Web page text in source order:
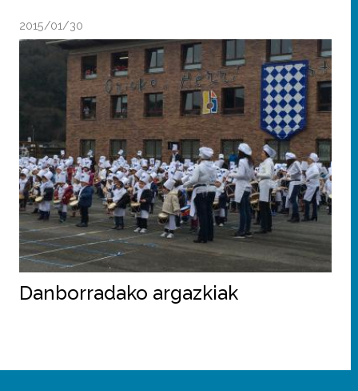
2015/01/30
Danborradako argazkiak